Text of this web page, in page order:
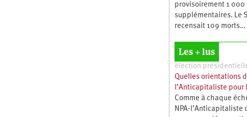
provisoirement 1 000
supplémentaires. Le
recensait 109 morts…
Les + lus
élection
Quelles orientations
l’Anticapitaliste pour
Comme à chaque
NPA-l’Anticapitaliste